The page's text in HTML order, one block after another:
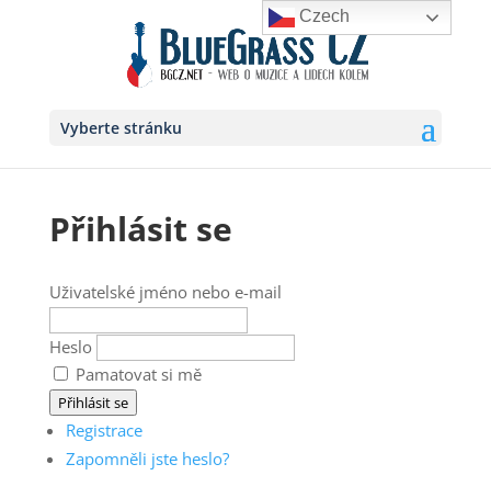
Vyberte stránku
Přihlásit se
Uživatelské jméno nebo e-mail
Heslo
Pamatovat si mě
Přihlásit se
Registrace
Zapomněli jste heslo?
Czech